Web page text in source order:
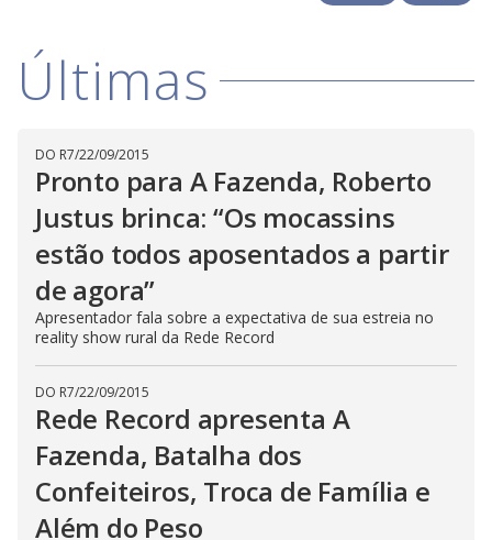
Últimas
DO R7/22/09/2015
Pronto para A Fazenda, Roberto
Justus brinca: “Os mocassins
estão todos aposentados a partir
de agora”
Apresentador fala sobre a expectativa de sua estreia no
reality show rural da Rede Record
DO R7/22/09/2015
Rede Record apresenta A
Fazenda, Batalha dos
Confeiteiros, Troca de Família e
Além do Peso